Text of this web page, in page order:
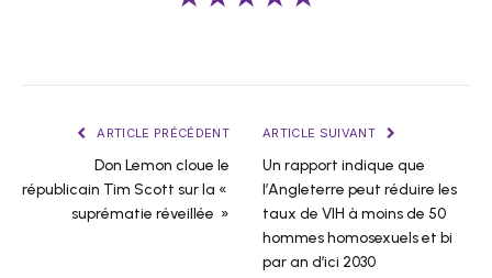
ARTICLE PRÉCÉDENT
Don Lemon cloue le
républicain Tim Scott sur la «
suprématie réveillée »
ARTICLE SUIVANT
Un rapport indique que
l’Angleterre peut réduire les
taux de VIH à moins de 50
hommes homosexuels et bi
par an d’ici 2030